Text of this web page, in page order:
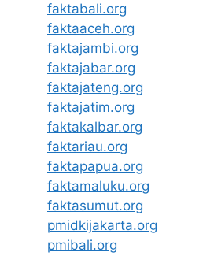
faktabali.org
faktaaceh.org
faktajambi.org
faktajabar.org
faktajateng.org
faktajatim.org
faktakalbar.org
faktariau.org
faktapapua.org
faktamaluku.org
faktasumut.org
pmidkijakarta.org
pmibali.org